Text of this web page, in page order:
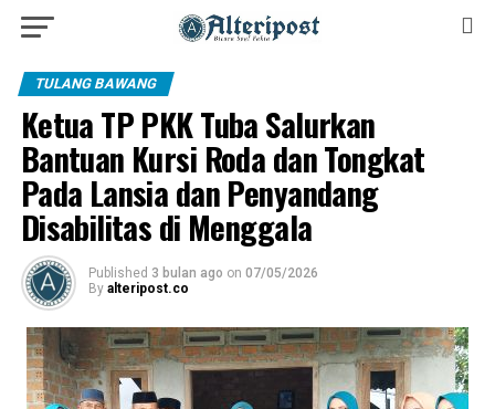
TULANG BAWANG
Ketua TP PKK Tuba Salurkan
Bantuan Kursi Roda dan Tongkat
Pada Lansia dan Penyandang
Disabilitas di Menggala
Published 3 bulan ago on 07/05/2026
By alteripost.co